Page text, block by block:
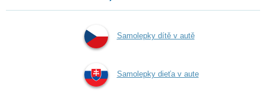
Samolepky dítě v autě
Samolepky dieťa v aute